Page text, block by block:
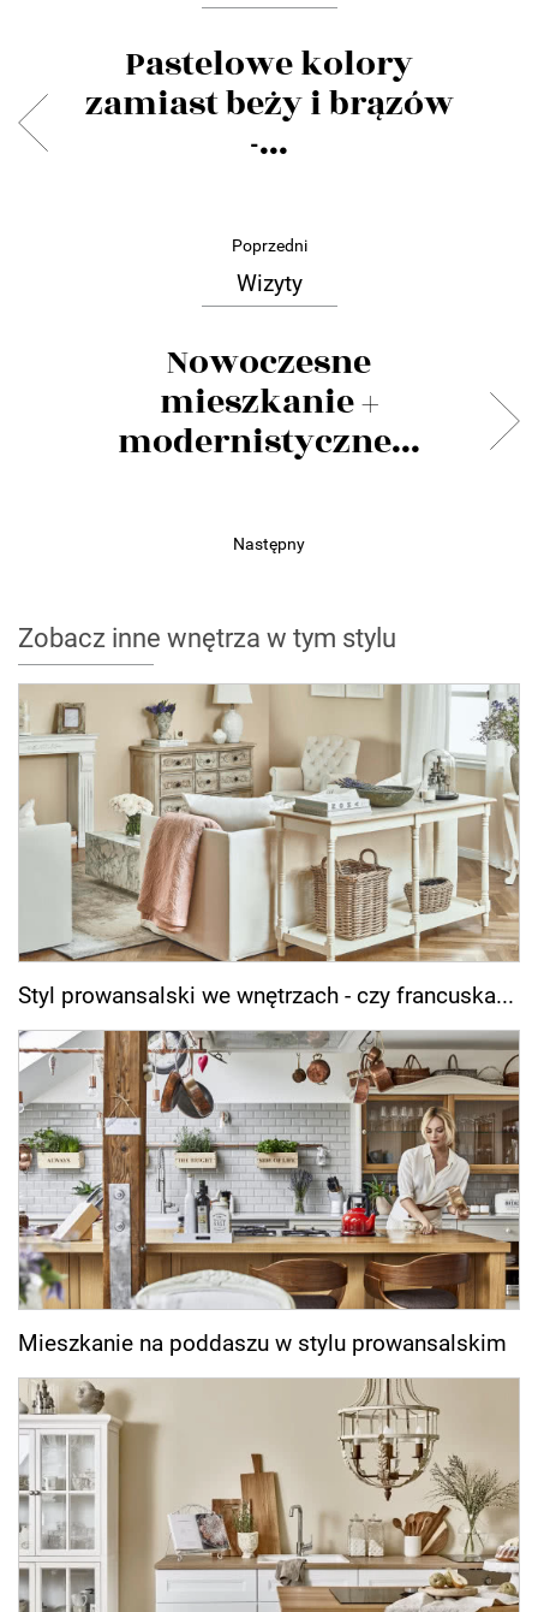
Pastelowe kolory
zamiast beży i brązów
-...
Poprzedni
Wizyty
Nowoczesne
mieszkanie +
modernistyczne...
Następny
Zobacz inne wnętrza w tym stylu
Styl prowansalski we wnętrzach - czy francuska...
Mieszkanie na poddaszu w stylu prowansalskim